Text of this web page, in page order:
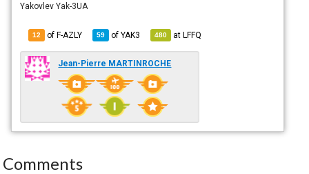
Yakovlev Yak-3UA
12 of F-AZLY 59 ofYAK3 480 atLFFQ
Jean-Pierre MARTINROCHE
Comments